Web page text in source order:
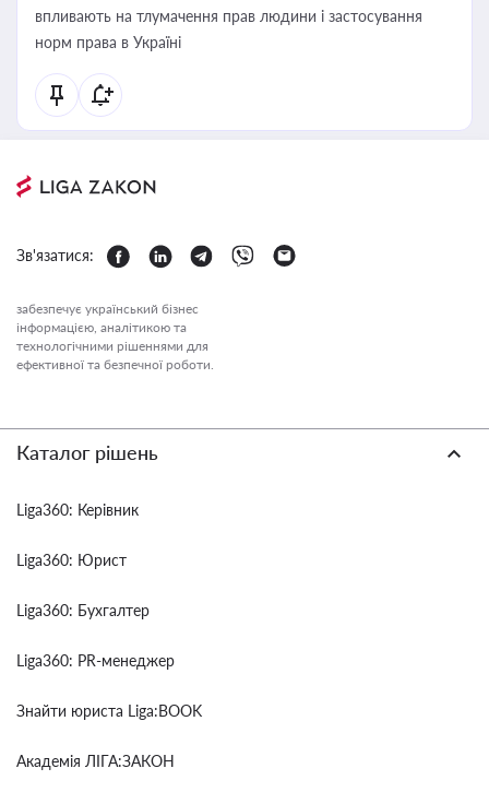
впливають на тлумачення прав людини і застосування
норм права в Україні
Зв'язатися:
забезпечує український бізнес
інформацією, аналітикою та
технологічними рішеннями для
ефективної та безпечної роботи.
Каталог рішень
Liga360: Керівник
Liga360: Юрист
Liga360: Бухгалтер
Liga360: PR-менеджер
Знайти юриста Liga:BOOK
Академія ЛІГА:ЗАКОН